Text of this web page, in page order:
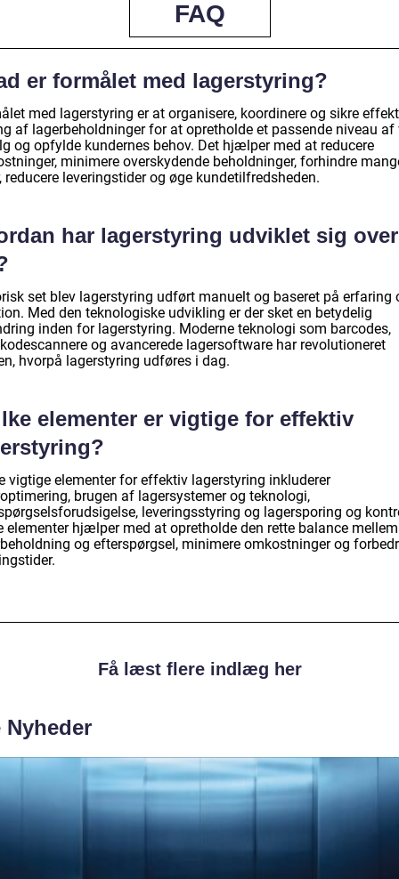
FAQ
er formålet med lagerstyring?
med lagerstyring er at organisere, koordinere og sikre
af lagerbeholdninger for at opretholde et passende niveau af
og opfylde kundernes behov. Det hjælper med at reducere
minimere overskydende beholdninger, forhindre
reducere leveringstider og øge kundetilfredsheden.
har lagerstyring udviklet sig over
set blev lagerstyring udført manuelt og baseret på erfaring
Med den teknologiske udvikling er der sket en betydelig
inden for lagerstyring. Moderne teknologi som barcodes,
og avancerede lagersoftware har revolutioneret
hvorpå lagerstyring udføres i dag.
elementer er vigtige for effektiv
vigtige elementer for effektiv lagerstyring inkluderer
brugen af lagersystemer og teknologi,
leveringsstyring og lagersporing og
elementer hjælper med at opretholde den rette balance mellem
og efterspørgsel, minimere omkostninger og
Få læst flere indlæg her
Nyheder